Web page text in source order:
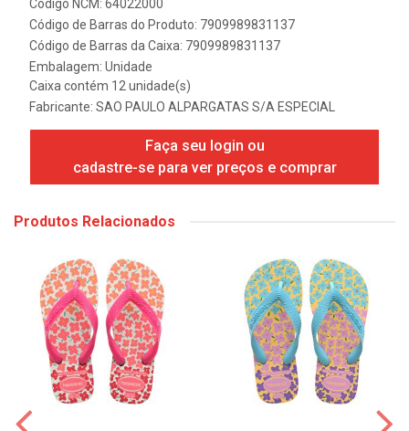
Código NCM: 64022000
Código de Barras do Produto: 7909989831137
Código de Barras da Caixa: 7909989831137
Embalagem: Unidade
Caixa contém 12 unidade(s)
Fabricante: SAO PAULO ALPARGATAS S/A ESPECIAL
Faça seu login ou
cadastre-se para ver preços e comprar
Produtos Relacionados